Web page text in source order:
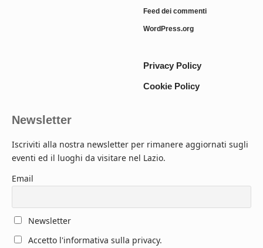
Feed dei commenti
WordPress.org
Privacy Policy
Cookie Policy
Newsletter
Iscriviti alla nostra newsletter per rimanere aggiornati sugli
eventi ed il luoghi da visitare nel Lazio.
Email
Newsletter
Accetto l'informativa sulla privacy.